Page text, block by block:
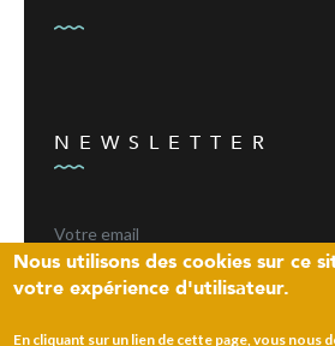
NEWSLETTER
ENVOYER
Nous utilisons des cookies sur ce
votre expérience d'utilisateur.
En cliquant sur un lien de cette page, vous